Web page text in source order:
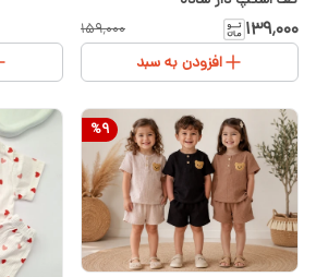
۱۳۹٬۰۰۰ ۱۵۹٬۰۰۰
افزودن به سبد
%9